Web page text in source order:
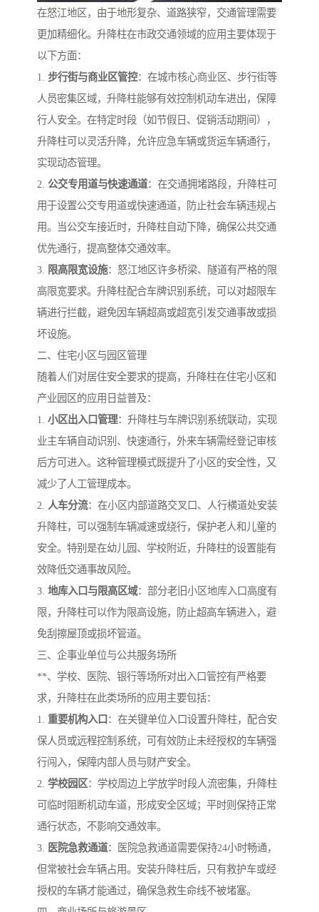
在怒江地区，由于地形复杂、道路狭窄，交通管理需要
更加精细化。升降柱在市政交通领域的应用主要体现于
以下方面：
1. 步行街与商业区管控：在城市核心商业区、步行街等
人员密集区域，升降柱能够有效控制机动车进出，保障
行人安全。在特定时段（如节假日、促销活动期间），
升降柱可以灵活升降，允许应急车辆或货运车辆通行，
实现动态管理。
2. 公交专用道与快速通道：在交通拥堵路段，升降柱可
用于设置公交专用道或快速通道，防止社会车辆违规占
用。当公交车接近时，升降柱自动下降，确保公共交通
优先通行，提高整体交通效率。
3.
限高限宽设施：怒江地区许多桥梁、隧道有严格的限
高限宽要求。升降柱配合车牌识别系统，可以对超限车
辆进行拦截，避免因车辆超高或超宽引发交通事故或损
坏设施。
二、住宅小区与园区管理
随着人们对居住安全要求的提高，升降柱在住宅小区和
产业园区的应用日益普及：
1. 小区出入口管理：升降柱与车牌识别系统联动，实现
业主车辆自动识别、快速通行，外来车辆需经登记审核
后方可进入。这种管理模式既提升了小区的安全性，又
减少了人工管理成本。
2.
人车分流：在小区内部道路交叉口、人行横道处安装
升降柱，可以强制车辆减速或绕行，保护老人和儿童的
安全。特别是在幼儿园、学校附近，升降柱的设置能有
效降低交通事故风险。
3. 地库入口与限高区域：部分老旧小区地库入口高度有
限，升降柱可以作为限高设施，防止超高车辆进入，避
免刮擦屋顶或损坏管道。
三、企事业单位与公共服务场所
**、学校、医院、银行等场所对出入口管控有严格要
求，升降柱在此类场所的应用主要包括：
1. 重要机构入口 ：在关键单位入口设置升降柱，配合安
保人员或远程控制系统，可有效防止未经授权的车辆强
行闯入，保障内部人员与财产安全。
2. 学校园区：学校周边上学放学时段人流密集，升降柱
可临时阻断机动车道，形成安全区域；平时则保持正常
通行状态，不影响交通效率。
3.
医院急救通道：医院急救通道需要保持24小时畅通，
但常被社会车辆占用。安装升降柱后，只有救护车或经
授权的车辆才能通过，确保急救生命线不被堵塞。